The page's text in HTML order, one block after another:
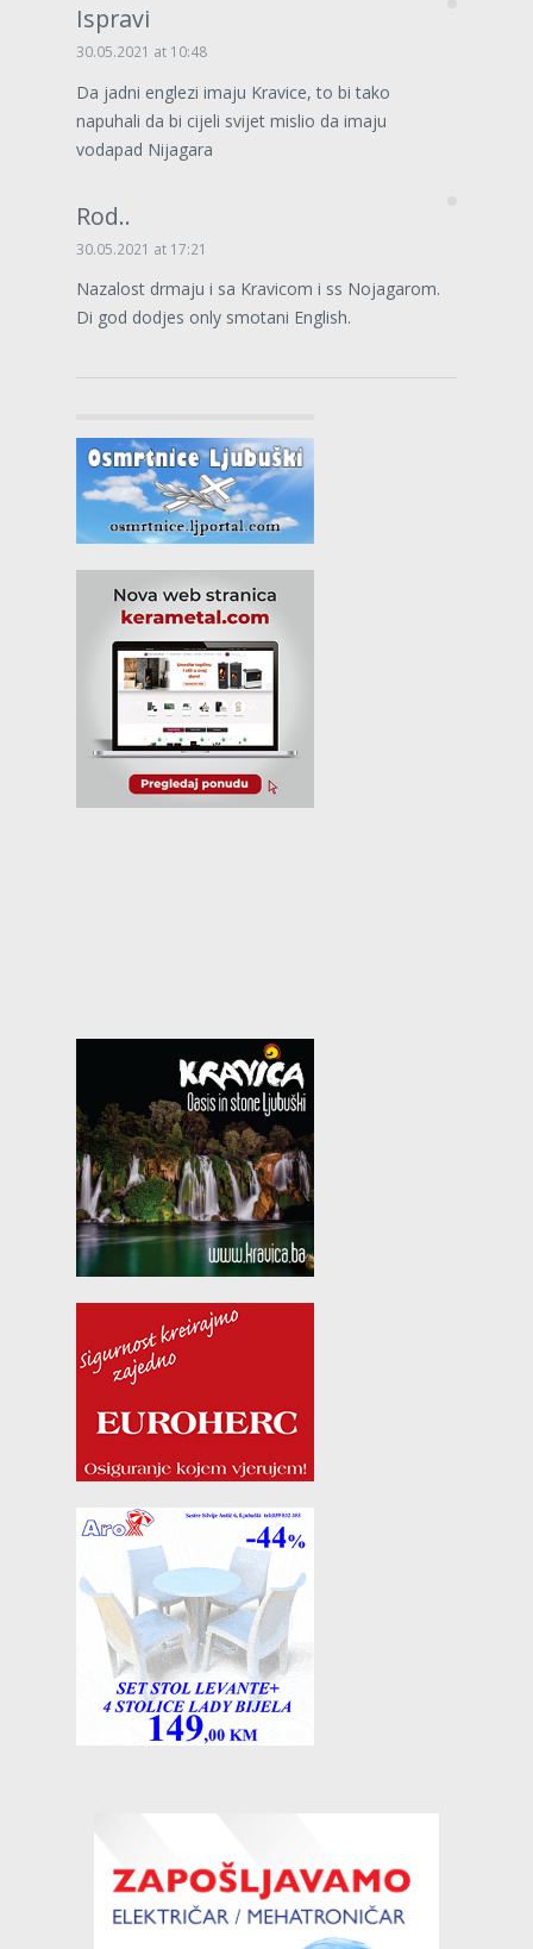
Ispravi
30.05.2021 at 10:48
Da jadni englezi imaju Kravice, to bi tako
napuhali da bi cijeli svijet mislio da imaju
vodapad Nijagara
Rod..
30.05.2021 at 17:21
Nazalost drmaju i sa Kravicom i ss Nojagarom.
Di god dodjes only smotani English.